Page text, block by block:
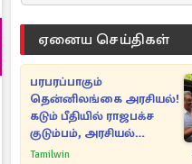
ஏனைய செய்திகள்
பரபரப்பாகும்
தென்னிலங்கை அரசியல்!
கடும் பீதியில் ராஜபக்ச
குடும்பம், அரசியல்
நட்புகள்
Tamilwin